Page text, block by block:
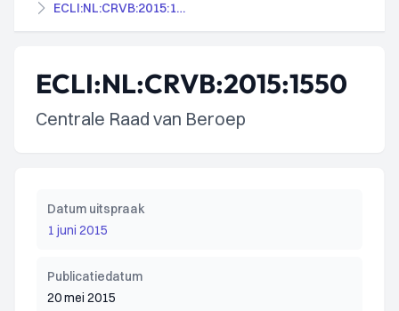
ECLI:NL:CRVB:2015:1550
ECLI:NL:CRVB:2015:1550
Centrale Raad van Beroep
Datum uitspraak
1 juni 2015
Publicatiedatum
20 mei 2015